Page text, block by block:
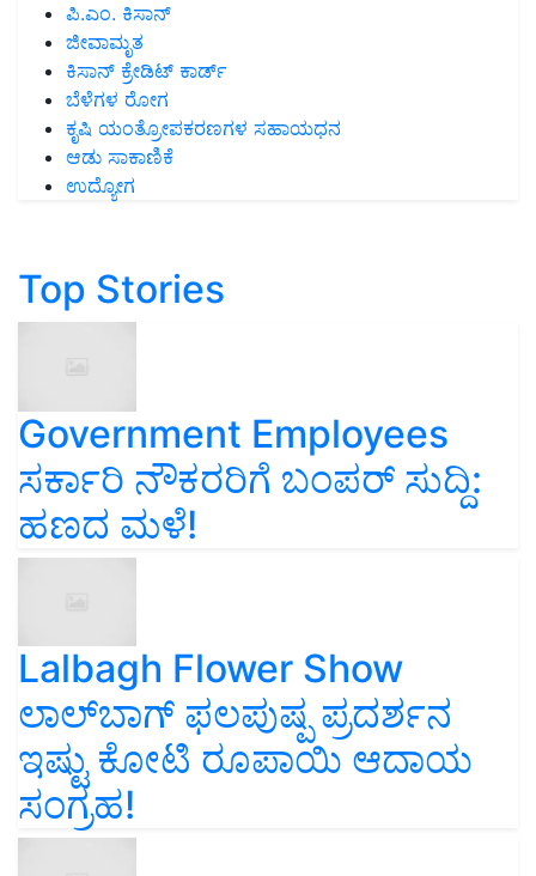
ಪಿ.ಎಂ. ಕಿಸಾನ್
ಜೀವಾಮೃತ
ಕಿಸಾನ್ ಕ್ರೇಡಿಟ್ ಕಾರ್ಡ್
ಬೆಳೆಗಳ ರೋಗ
ಕೃಷಿ ಯಂತ್ರೋಪಕರಣಗಳ ಸಹಾಯಧನ
ಆಡು ಸಾಕಾಣಿಕೆ
ಉದ್ಯೋಗ
Top Stories
Government Employees
ಸರ್ಕಾರಿ ನೌಕರರಿಗೆ ಬಂಪರ್‌ ಸುದ್ದಿ:
ಹಣದ ಮಳೆ!
Lalbagh Flower Show
ಲಾಲ್‌ಬಾಗ್ ಫಲಪುಷ್ಪ ಪ್ರದರ್ಶನ
ಇಷ್ಟು ಕೋಟಿ ರೂಪಾಯಿ ಆದಾಯ
ಸಂಗ್ರಹ!